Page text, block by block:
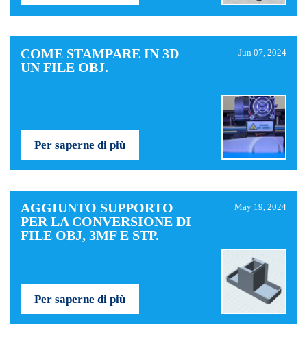
COME STAMPARE IN 3D
UN FILE OBJ.
Jun 07, 2024
Per saperne di più
AGGIUNTO SUPPORTO
PER LA CONVERSIONE DI
FILE OBJ, 3MF E STP.
May 19, 2024
Per saperne di più